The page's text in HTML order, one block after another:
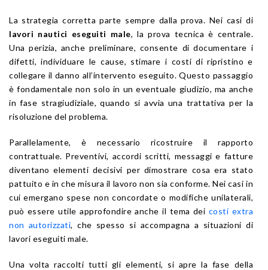
La strategia corretta parte sempre dalla prova. Nei casi di
lavori nautici eseguiti male, la prova tecnica è centrale.
Una perizia, anche preliminare, consente di documentare i
difetti, individuare le cause, stimare i costi di ripristino e
collegare il danno all’intervento eseguito. Questo passaggio
è fondamentale non solo in un eventuale giudizio, ma anche
in fase stragiudiziale, quando si avvia una trattativa per la
risoluzione del problema.
Parallelamente, è necessario ricostruire il rapporto
contrattuale. Preventivi, accordi scritti, messaggi e fatture
diventano elementi decisivi per dimostrare cosa era stato
pattuito e in che misura il lavoro non sia conforme. Nei casi in
cui emergano spese non concordate o modifiche unilaterali,
può essere utile approfondire anche il tema dei costi extra
non autorizzati, che spesso si accompagna a situazioni di
lavori eseguiti male.
Una volta raccolti tutti gli elementi, si apre la fase della